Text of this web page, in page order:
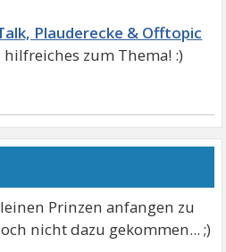
Plauderecke & Offtopic
Prinzen anfangen zu
nicht dazu gekommen... ;)